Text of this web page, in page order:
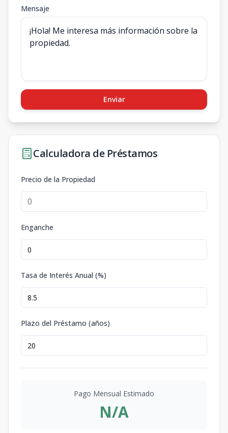
Mensaje
Enviar
Calculadora de Préstamos
Precio de la Propiedad
Enganche
Tasa de Interés Anual (%)
Plazo del Préstamo (años)
Pago Mensual Estimado
N/A